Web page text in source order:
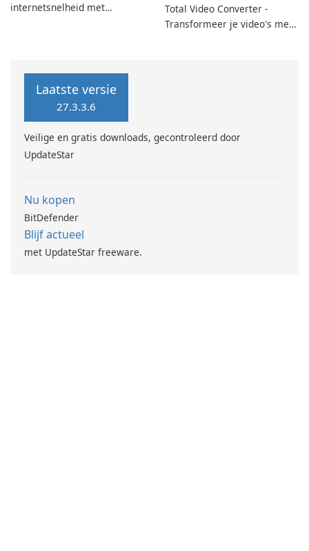
internetsnelheid met
Total Video Converter -
Transformeer je video's met
Laatste versie
27.3.3.6
Veilige en gratis downloads, gecontroleerd door
UpdateStar
Nu kopen
BitDefender
Blijf actueel
met UpdateStar freeware.